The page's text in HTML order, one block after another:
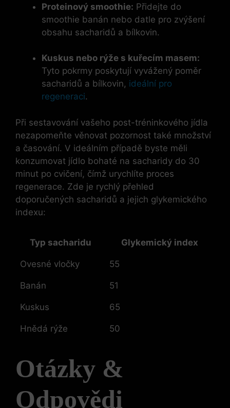
Proteinový smoothie: Přidejte do
smoothie banán nebo datle pro zvýšení
obsahu sacharidů a bílkovin.
Kuskus nebo rýže s kuřecím masem:
Tyto pokrmy poskytují vyvážený poměr
sacharidů a bílkovin, ideální pro
regeneraci.
Při sestavování vašeho post-tréninkového jídla
nezapomeňte věnovat pozornost také množství
a časování. V ideálním případě byste měli
konzumovat jídlo bohaté na sacharidy do 30
minut po cvičení, čímž urychlíte proces
regenerace. Zde je rychlý přehled
doporučených sacharidů a jejich glykemického
indexu:
Typ sacharidu Glykemický index
Ovesné vločky 55
Banán 51
Kuskus 65
Hnědá rýže 50
Otázky &
Odpovědi